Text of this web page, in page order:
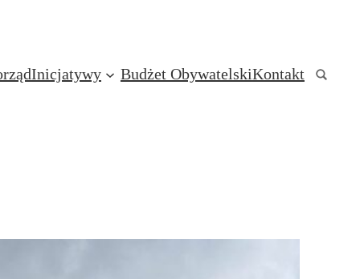
Inicjatywy Budżet ObywatelskiKontakt